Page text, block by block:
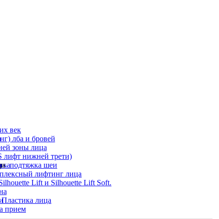
век
лба и бровей
зоны лица
лифт нижней трети)
– подтяжка шеи
лифтинг лица
Lift и Silhouette Lift Soft.
лица
прием